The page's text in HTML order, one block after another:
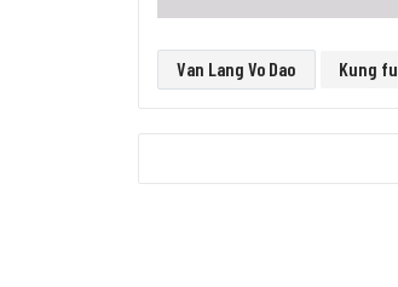
Van Lang Vo Dao Kung fu